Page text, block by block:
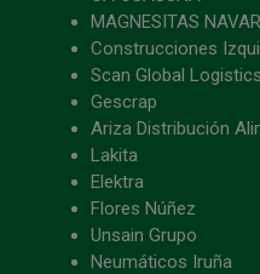
MAGNESITAS
Construcciones
Scan Global Logistics
Gescrap
Ariza Distribución
Lakita
Elektra
Flores Núñez
Unsain Grupo
Neumáticos Iruña